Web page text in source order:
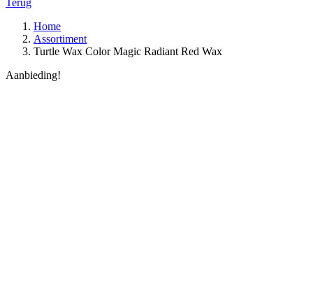
Terug
Home
Assortiment
Turtle Wax Color Magic Radiant Red Wax
Aanbieding!